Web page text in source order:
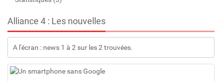
Alliance 4 : Les nouvelles
A l'écran : news 1 à 2 sur les 2 trouvées.